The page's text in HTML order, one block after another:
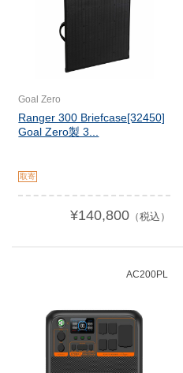
Goal Zero
Ranger 300 Briefcase[32450]
Goal Zero製 3...
取寄
¥140,800（税込）
AC200PL